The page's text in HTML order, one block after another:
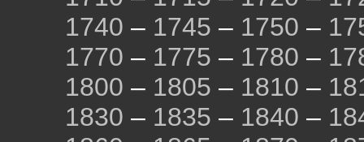
1740 – 1745 – 1750 –
1770 – 1775 – 1780 –
1800 – 1805 – 1810 –
1830 – 1835 – 1840 –